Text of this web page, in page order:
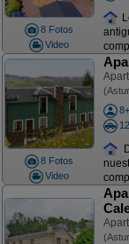
8 Fotos
Video
8 Fotos
Video